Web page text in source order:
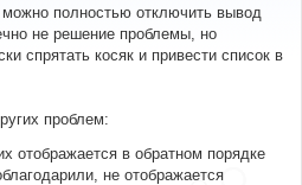
полностью отключить вывод
не решение проблемы, но
спрятать косяк и привести список в
проблем:
отображается в обратном порядке
не отображается